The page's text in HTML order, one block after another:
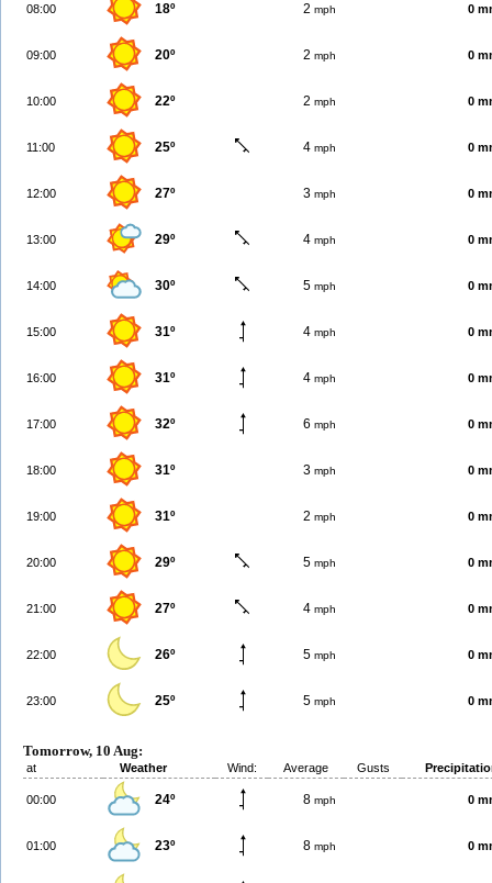
08:00 18º 2 mph 0
09:00 20º 2 mph 0
10:00 22º 2 mph 0
11:00 25º 4 mph 0
12:00 27º 3 mph 0
13:00 29º 4 mph 0
14:00 30º 5 mph 0
15:00 31º 4 mph 0
16:00 31º 4 mph 0
17:00 32º 6 mph 0
18:00 31º 3 mph 0
19:00 31º 2 mph 0
20:00 29º 5 mph 0
21:00 27º 4 mph 0
22:00 26º 5 mph 0
23:00 25º 5 mph 0
Tomorrow, 10 Aug:
at Weather Wind: Average Gusts
00:00 24º 8 mph 0
01:00 23º 8 mph 0